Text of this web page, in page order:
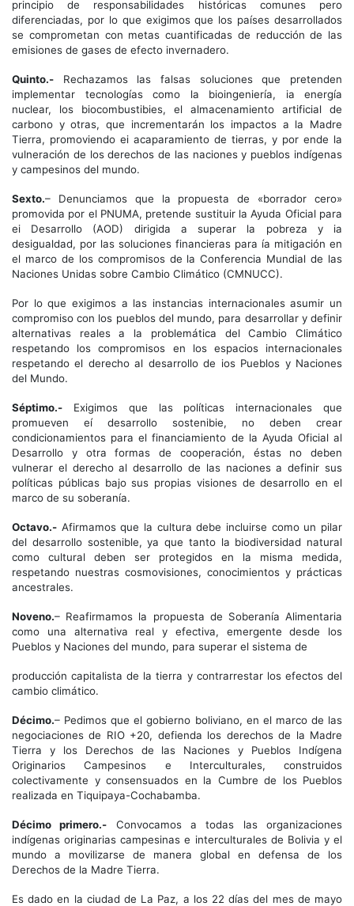
principio de responsabilidades históricas comunes pero
diferenciadas, por lo que exigimos que los países desarrollados
se comprometan con metas cuantificadas de reducción de las
emisiones de gases de efecto invernadero.
Quinto.- Rechazamos las falsas soluciones que pretenden
implementar tecnologías como la bioingeniería, ia energía
nuclear, los biocombustibies, el almacenamiento artificial de
carbono y otras, que incrementarán los impactos a la Madre
Tierra, promoviendo ei acaparamiento de tierras, y por ende la
vulneración de los derechos de las naciones y pueblos indígenas
y campesinos del mundo.
Sexto.– Denunciamos que la propuesta de «borrador cero»
promovida por el PNUMA, pretende sustituir la Ayuda Oficial para
ei Desarrollo (AOD) dirigida a superar la pobreza y ia
desigualdad, por las soluciones financieras para ía mitigación en
el marco de los compromisos de la Conferencia Mundial de las
Naciones Unidas sobre Cambio Climático (CMNUCC).
Por lo que exigimos a las instancias internacionales asumir un
compromiso con los pueblos del mundo, para desarrollar y definir
alternativas reales a la problemática del Cambio Climático
respetando los compromisos en los espacios internacionales
respetando el derecho al desarrollo de ios Pueblos y Naciones
del Mundo.
Séptimo.- Exigimos que las políticas internacionales que
promueven eí desarrollo sostenibie, no deben crear
condicionamientos para el financiamiento de la Ayuda Oficial al
Desarrollo y otra formas de cooperación, éstas no deben
vulnerar el derecho al desarrollo de las naciones a definir sus
políticas públicas bajo sus propias visiones de desarrollo en el
marco de su soberanía.
Octavo.- Afirmamos que la cultura debe incluirse como un pilar
del desarrollo sostenible, ya que tanto la biodiversidad natural
como cultural deben ser protegidos en la misma medida,
respetando nuestras cosmovisiones, conocimientos y prácticas
ancestrales.
Noveno.– Reafirmamos la propuesta de Soberanía Alimentaria
como una alternativa real y efectiva, emergente desde los
Pueblos y Naciones del mundo, para superar el sistema de
producción capitalista de la tierra y contrarrestar los efectos del
cambio climático.
Décimo.– Pedimos que el gobierno boliviano, en el marco de las
negociaciones de RIO +20, defienda los derechos de la Madre
Tierra y los Derechos de las Naciones y Pueblos Indígena
Originarios Campesinos e Interculturales, construidos
colectivamente y consensuados en la Cumbre de los Pueblos
realizada en Tiquipaya-Cochabamba.
Décimo primero.- Convocamos a todas las organizaciones
indígenas originarias campesinas e interculturales de Bolivia y el
mundo a movilizarse de manera global en defensa de los
Derechos de la Madre Tierra.
Es dado en la ciudad de La Paz, a los 22 días del mes de mayo